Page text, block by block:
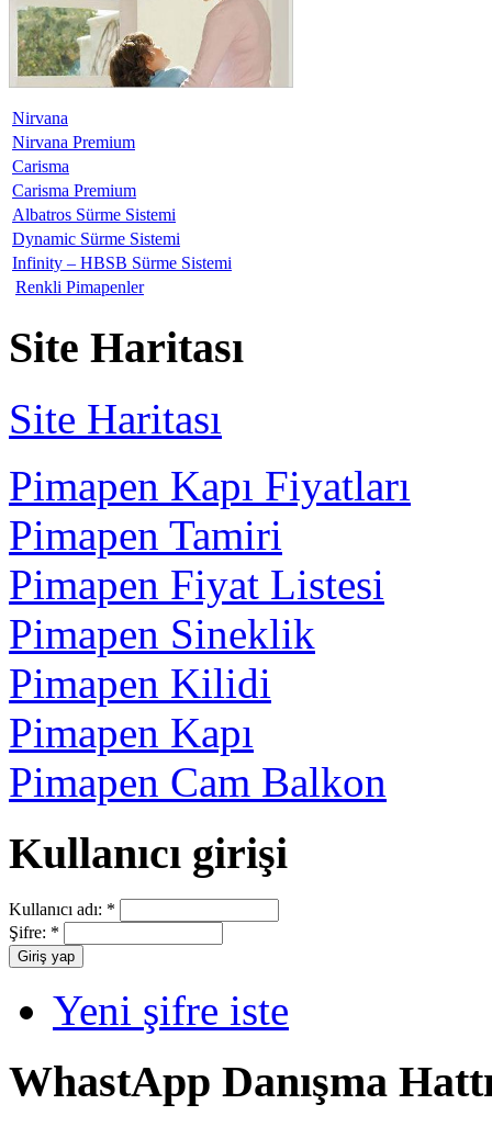
Nirvana
Nirvana Premium
Carisma
Carisma Premium
Albatros Sürme Sistemi
Dynamic Sürme Sistemi
Infinity – HBSB Sürme Sistemi
Renkli Pimapenler
Site Haritası
Site Haritası
Pimapen Kapı Fiyatları
Pimapen Tamiri
Pimapen Fiyat Listesi
Pimapen Sineklik
Pimapen Kilidi
Pimapen Kapı
Pimapen Cam Balkon
Kullanıcı girişi
Kullanıcı adı: *
Şifre: *
Yeni şifre iste
WhastApp Danışma